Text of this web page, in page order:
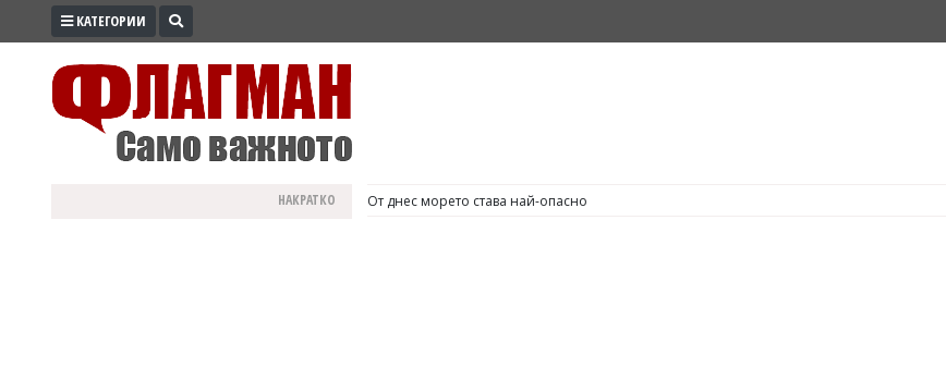
ПРОМО
КАТЕГОРИИ
НАКРАТКО България е №1 в ЕС по пушене на цигари